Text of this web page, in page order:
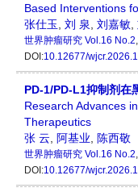
Based Interventions
张仕玉
刘 泉 刘嘉敏
世界肿瘤研究 Vol.16 No.2
DOI:10.12677/
PD-1/PD-L1抑制剂在
Research Advances
Therapeutics
张 云
阿基业 陈西敬
世界肿瘤研究 Vol.16 No.2
DOI:10.12677/